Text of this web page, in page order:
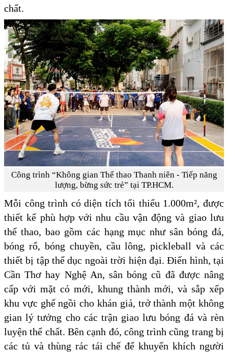
chất.
Công trình “Không gian Thể thao Thanh niên - Tiếp năng
lượng, bừng sức trẻ” tại TP.HCM.
Mỗi công trình có diện tích tối thiểu 1.000m², được
thiết kế phù hợp với nhu cầu vận động và giao lưu
thể thao, bao gồm các hạng mục như sân bóng đá,
bóng rổ, bóng chuyền, cầu lông, pickleball và các
thiết bị tập thể dục ngoài trời hiện đại. Điển hình, tại
Cần Thơ hay Nghệ An, sân bóng cũ đã được nâng
cấp với mặt cỏ mới, khung thành mới, và sắp xếp
khu vực ghế ngồi cho khán giả, trở thành một không
gian lý tưởng cho các trận giao lưu bóng đá và rèn
luyện thể chất. Bên cạnh đó, công trình cũng trang bị
các tủ và thùng rác tái chế để khuyến khích người